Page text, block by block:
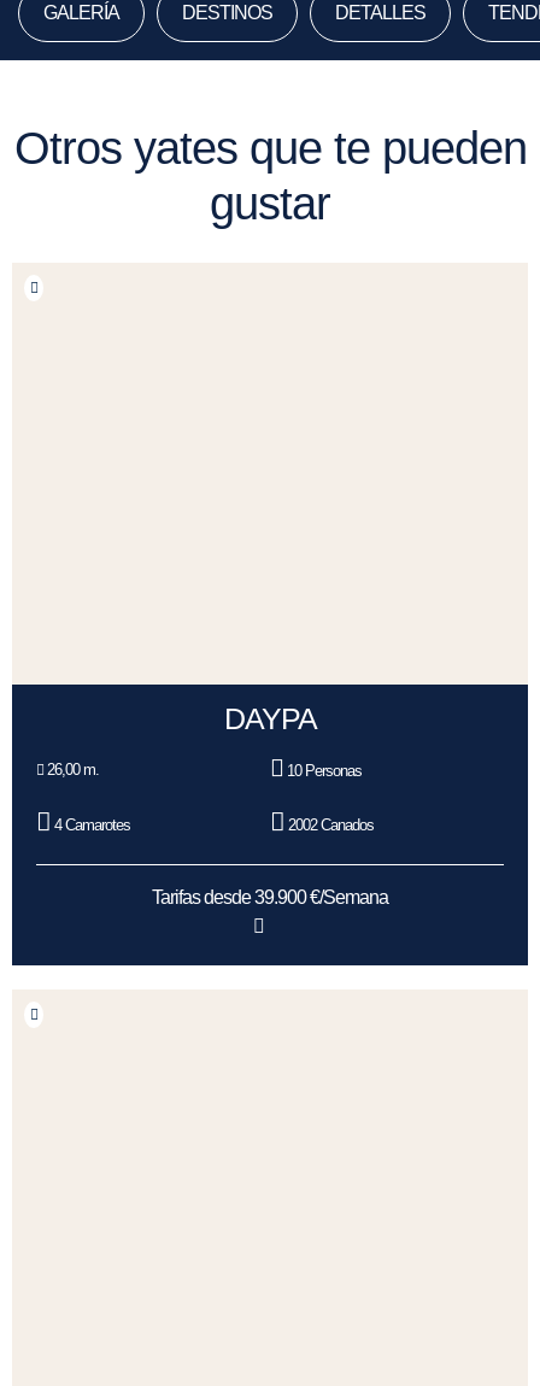
GALERÍA DESTINOS DETALLES
Otros yates que te pueden
gustar
DAYPA
26,00 m. 10 Personas
4 Camarotes 2002 Canados
Tarifas desde 39.900 €/Semana